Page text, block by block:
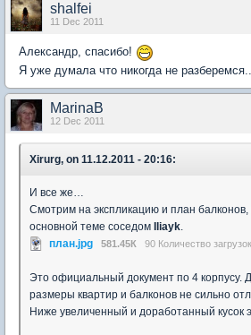
shalfei
11 Dec 2011
Александр, спасибо!
Я уже думала что никогда не разберемся..
MarinaB
12 Dec 2011
Xirurg, on 11.12.2011 - 20:16:
И все же…
Смотрим на экспликацию и план
основной теме соседом Iliayk
план.jpg
581.45К 90 Количество
Это официальный документ по 4 корпусу.
размеры квартир и балконов не сильно
Ниже увеличенный и доработанный кусок